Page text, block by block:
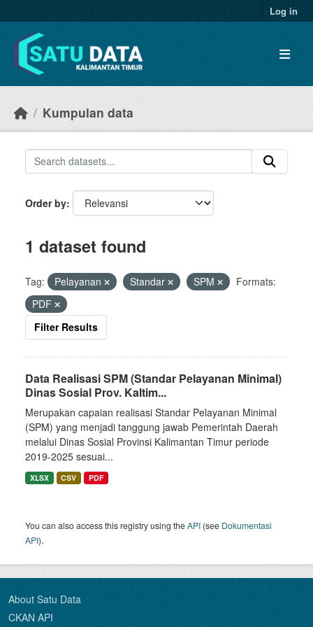
Log in
Kumpulan data
Order by
1 dataset found
Tag: Pelayanan Standar SPM
Formats:
PDF
Filter Results
Data Realisasi SPM (Standar Pelayanan Minimal)
Dinas Sosial Prov. Kaltim...
Merupakan capaian realisasi Standar Pelayanan Minimal
(SPM) yang menjadi tanggung jawab Pemerintah Daerah
melalui Dinas Sosial Provinsi Kalimantan Timur periode
2019-2025 sesuai...
XLSX CSV PDF
You can also access this registry using theAPI (see Dokumentasi
API).
About Satu Data
CKAN API